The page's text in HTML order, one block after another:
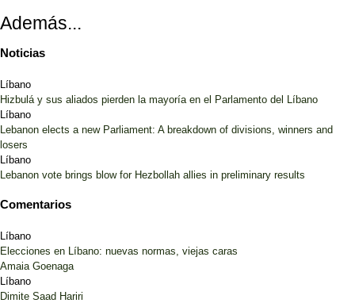
Además...
Noticias
Líbano
Hizbulá y sus aliados pierden la mayoría en el Parlamento del Líbano
Líbano
Lebanon elects a new Parliament: A breakdown of divisions, winners and
losers
Líbano
Lebanon vote brings blow for Hezbollah allies in preliminary results
Comentarios
Líbano
Elecciones en Líbano: nuevas normas, viejas caras
Amaia Goenaga
Líbano
Dimite Saad Hariri